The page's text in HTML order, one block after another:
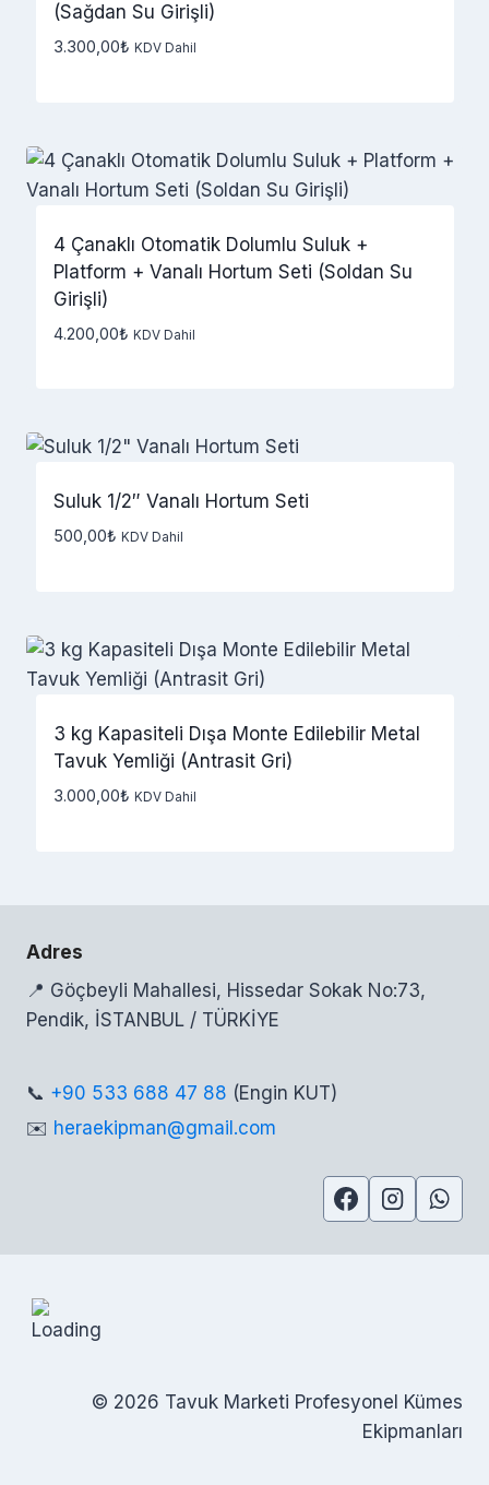
(Sağdan Su Girişli)
3.300,00₺ KDV Dahil
4 Çanaklı Otomatik Dolumlu Suluk +
Platform + Vanalı Hortum Seti (Soldan Su
Girişli)
4.200,00₺ KDV Dahil
Suluk 1/2″ Vanalı Hortum Seti
500,00₺ KDV Dahil
3 kg Kapasiteli Dışa Monte Edilebilir Metal
Tavuk Yemliği (Antrasit Gri)
3.000,00₺ KDV Dahil
Adres
📍 Göçbeyli Mahallesi, Hissedar Sokak No:73,
Pendik, İSTANBUL / TÜRKİYE
📞 +90 533 688 47 88 (Engin KUT)
✉️ heraekipman@gmail.com
© 2026 Tavuk Marketi Profesyonel Kümes
Ekipmanları